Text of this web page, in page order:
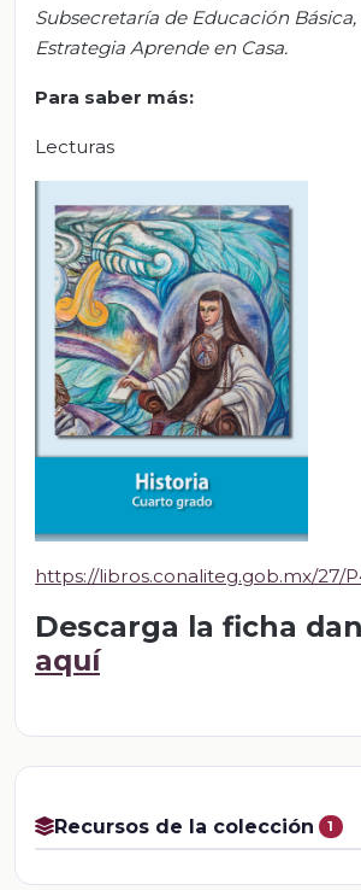
Subsecretaría de Educación Básica,
Estrategia Aprende en Casa.
Para saber más:
Lecturas
https://libros.conaliteg.gob.mx/27/
Descarga la ficha
aquí
Recursos de la colección 1